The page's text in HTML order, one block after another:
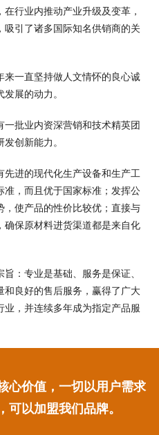
行业内推动产业升级及变革，
吸引了诸多国际知名供销商的关
来一直坚持做人文情怀的良心诚
展的动力。
批业内资深营销和技术精英团
创新能力。
先进的现代化生产设备和生产工
准，而且优于国家标准；发挥公
，使产品的性价比较优；直接与
确保原材料进货渠道都是来自化
：专业是基础、服务是保证、
和良好的售后服务，赢得了广大
业，并连续多年成为指定产品服
心价值，一切以用户需求
可以加盟我们品牌。